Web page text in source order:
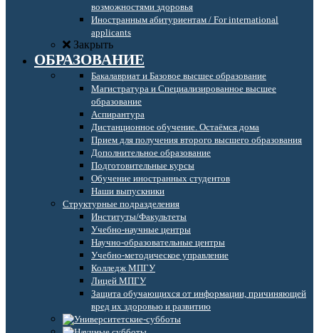
возможностями здоровья
Иностранным абитуриентам / For international
applicants
Закрыть
ОБРАЗОВАНИЕ
Бакалавриат и Базовое высшее образование
Магистратура и Специализированное высшее
образование
Аспирантура
Дистанционное обучение. Остаёмся дома
Прием для получения второго высшего образования
Дополнительное образование
Подготовительные курсы
Обучение иностранных студентов
Наши выпускники
Структурные подразделения
Институты/Факультеты
Учебно-научные центры
Научно-образовательные центры
Учебно-методическое управление
Колледж МПГУ
Лицей МПГУ
Защита обучающихся от информации, причиняющей
вред их здоровью и развитию